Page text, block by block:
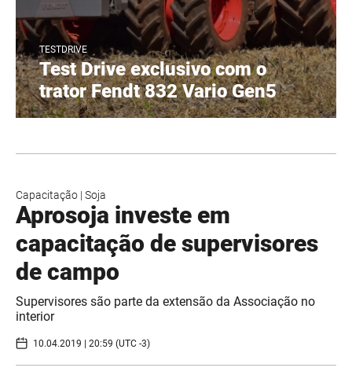
TESTDRIVE
Test Drive exclusivo com o
trator Fendt 832 Vario Gen5
Capacitação | Soja
Aprosoja investe em
capacitação de supervisores
de campo
Supervisores são parte da extensão da Associação no
interior
10.04.2019 | 20:59 (UTC -3)